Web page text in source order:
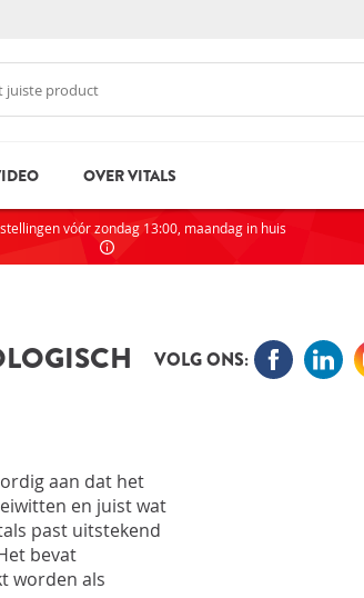
OVER VITALS
vóór zondag 13:00, maandag in huis
VOLG ONS:
aan dat het
en juist wat
past uitstekend
bevat
worden als